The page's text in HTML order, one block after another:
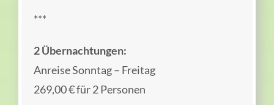
***
2 Übernachtungen:
Anreise Sonntag – Freitag
269,00 € für 2 Personen